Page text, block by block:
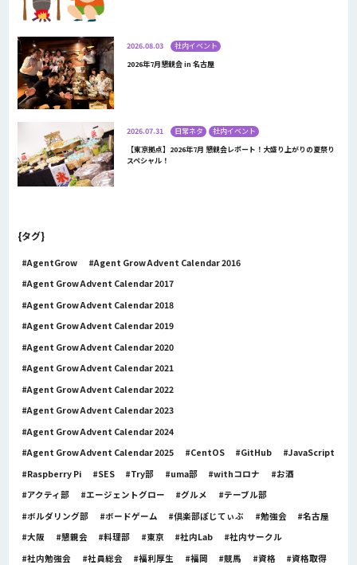
2026.08.03
社内イベント
2026年7月懇親会 in 名古屋
2026.07.31 日常ネタ
社内イベント
【東京拠点】2026年7月 懇親会レポート！大盛り上がりの夏祭り
スペシャル！
{タグ}
AgentGrow
Agent Grow Advent Calendar 2016
Agent Grow Advent Calendar 2017
Agent Grow Advent Calendar 2018
Agent Grow Advent Calendar 2019
Agent Grow Advent Calendar 2020
Agent Grow Advent Calendar 2021
Agent Grow Advent Calendar 2022
Agent Grow Advent Calendar 2023
Agent Grow Advent Calendar 2024
Agent Grow Advent Calendar 2025
CentOS GitHub
JavaScript
Raspberry Pi
SES Try部 uma部 withコロナ
お酒
アクティ部
エージェントグロー グルメ
テーブル部
ボルダリング部
ボードゲーム 倶楽部ぽじてぃぶ 勉強会
名古屋
大阪
懇親会 料理部 東京 社内Lab
社内サークル
社内勉強会
社員総会 福利厚生 福岡 競馬 資格
資格取得